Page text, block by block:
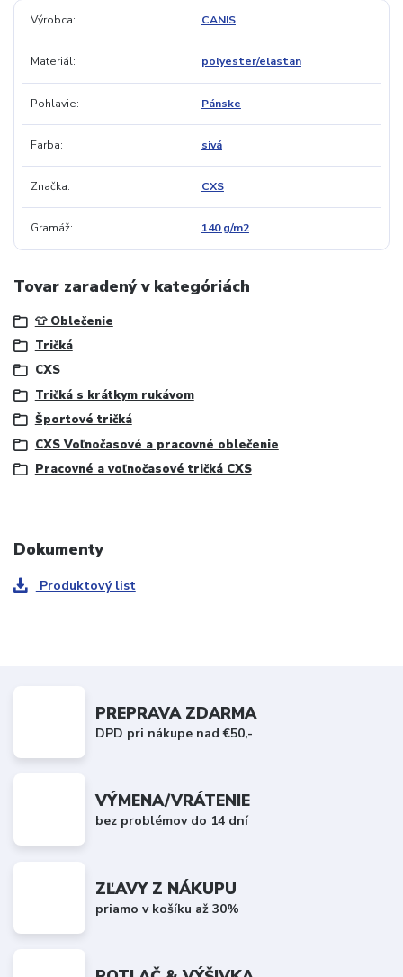
Výrobca CANIS
Materiál polyester/elastan
Pohlavie Pánske
Farba sivá
Značka CXS
Gramáž 140 g/m2
Tovar zaradený v kategóriách
👕 Oblečenie
Tričká
CXS
Tričká s krátkym rukávom
Športové tričká
CXS Voľnočasové a pracovné oblečenie
Pracovné a voľnočasové tričká CXS
Dokumenty
Produktový list
PREPRAVA ZDARMA
DPD pri nákupe nad €50,-
VÝMENA/VRÁTENIE
bez problémov do 14 dní
ZĽAVY Z NÁKUPU
priamo v košíku až 30%